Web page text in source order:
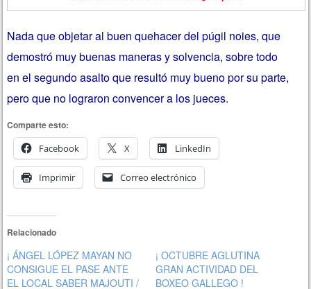
Nada que objetar al buen quehacer del púgil noies, que
demostró muy buenas maneras y solvencia, sobre todo
en el segundo asalto que resultó muy bueno por su parte,
pero que no lograron convencer a los jueces.
Comparte esto:
Facebook
X LinkedIn
Imprimir Correo electrónico
Relacionado
¡ ÁNGEL LÓPEZ MAYAN NO
CONSIGUE EL PASE ANTE
EL LOCAL SABER MAJOUTI /
¡ OCTUBRE AGLUTINA
GRAN ACTIVIDAD DEL
BOXEO GALLEGO !